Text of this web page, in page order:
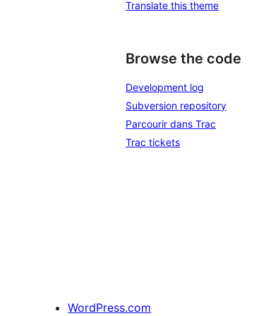
Translate this theme
Browse the code
Development log
Subversion repository
Parcourir dans Trac
Trac tickets
WordPress.com